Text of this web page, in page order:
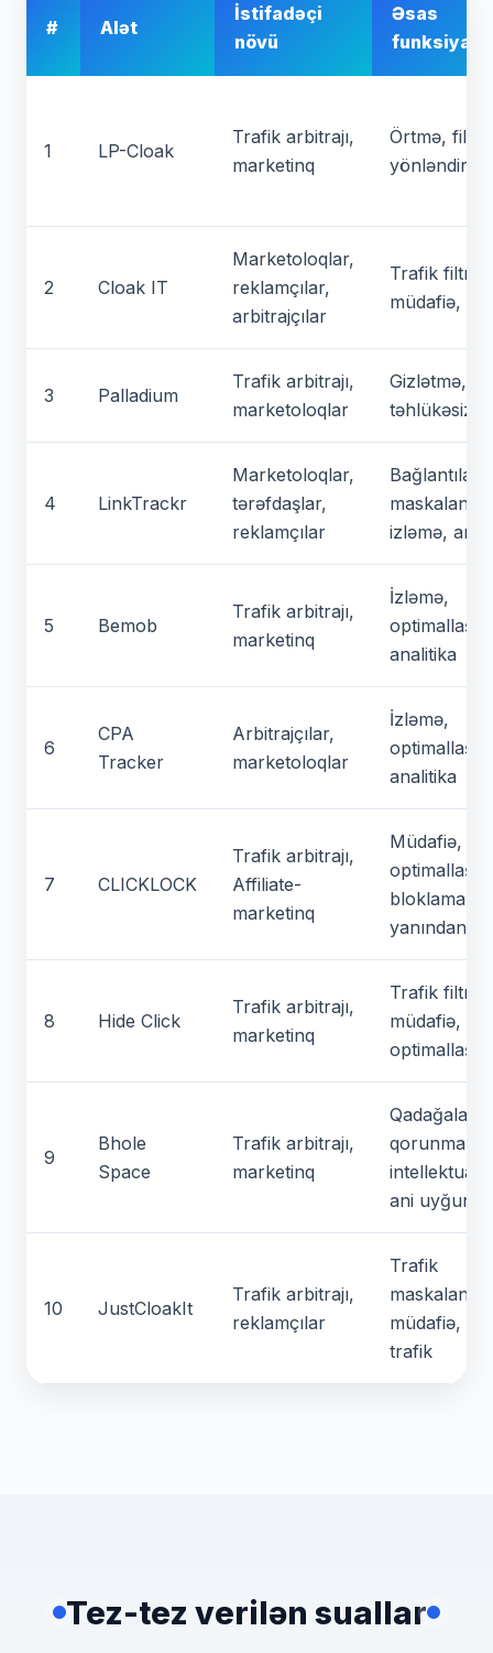
# Alət
İstifadəçi
növü
Əsas
1 LP-Cloak
Trafik arbitrajı,
marketinq
Örtmə,
yönləndirmə
2 Cloak IT
Marketoloqlar,
reklamçılar,
arbitrajçılar
Trafik
müdafiə,
3 Palladium
Trafik arbitrajı,
marketoloqlar
Gizlətmə,
4 LinkTrackr
Marketoloqlar,
tərəfdaşlar,
reklamçılar
izləmə,
5 Bemob
Trafik arbitrajı,
marketinq
İzləmə,
analitika
6
CPA
Tracker
Arbitrajçılar,
marketoloqlar
İzləmə,
analitika
7 CLICKLOCK
Trafik arbitrajı,
Affiliate-
marketinq
Müdafiə,
yanından
8 Hide Click
Trafik arbitrajı,
marketinq
Trafik
müdafiə,
9
Bhole
Space
Trafik arbitrajı,
marketinq
qorunma,
intellektual
ani
10 JustCloakIt
Trafik arbitrajı,
reklamçılar
Trafik
müdafiə,
trafik
Tez-tez verilən suallar